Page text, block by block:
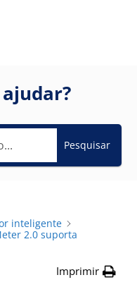
Pesquisar
inteligente
2.0 suporta
Imprimir